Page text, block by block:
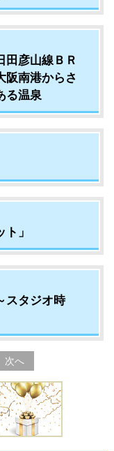
田彦山線ＢＲ
阪南港からさ
る温泉
」
スタジオ時
次へ